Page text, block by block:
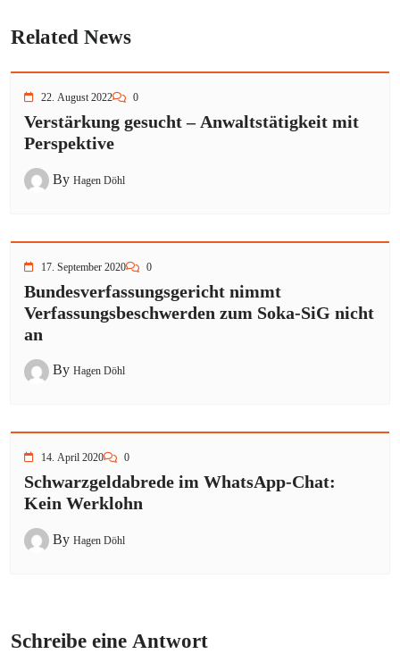
Related News
22. August 2022 0
Verstärkung gesucht – Anwaltstätigkeit mit
Perspektive
By Hagen Döhl
17. September 2020 0
Bundesverfassungsgericht nimmt
Verfassungsbeschwerden zum Soka-SiG nicht
an
By Hagen Döhl
14. April 2020 0
Schwarzgeldabrede im WhatsApp-Chat:
Kein Werklohn
By Hagen Döhl
Schreibe eine Antwort